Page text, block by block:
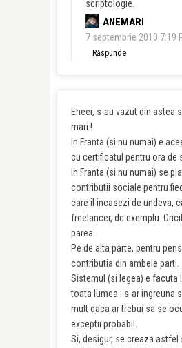
scriptologie.
ANEMARI
7 septembrie 2010 7:19
Răspunde
Eheei, s-au vazut din astea
mari !
In Franta (si nu numai) e
cu certificatul pentru ora de
In Franta (si nu numai) se
contributii sociale pentru
care il incasezi de undeva,
freelancer, de exemplu.
parea.
Pe de alta parte, pentru
contributia din ambele parti.
Sistemul (si legea) e facuta
toata lumea : s-ar ingreuna
mult daca ar trebui sa se
exceptii probabil.
Si, desigur, se creaza astfel